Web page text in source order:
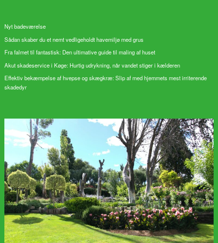
Nyt badeværelse
Sådan skaber du et nemt vedligeholdt havemiljø med grus
Fra falmet til fantastisk: Den ultimative guide til maling af huset
Akut skadeservice i Køge: Hurtig udrykning, når vandet stiger i kælderen
Effektiv bekæmpelse af hvepse og skægkræ: Slip af med hjemmets mest irriterende
skadedyr